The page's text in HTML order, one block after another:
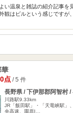
い温泉と雑誌の紹介記事を
観はビルという感じですが
点/ 5 件
長野県 / 下伊那郡阿智村 /
川路駅9.33km
JR「飯田駅」・「天竜峡駅
央高速、園原I…